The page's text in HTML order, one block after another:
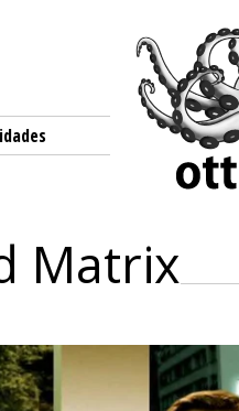
Matrix